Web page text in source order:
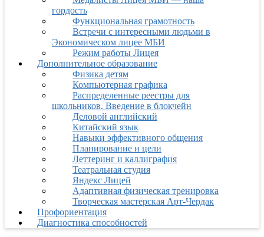
гордость
Функциональная грамотность
Встречи с интересными людьми в
Экономическом лицее МБИ
Режим работы Лицея
Дополнительное образование
Физика детям
Компьютерная графика
Распределенные реестры для
школьников. Введение в блокчейн
Деловой английский
Китайский язык
Навыки эффективного общения
Планирование и цели
Леттеринг и каллиграфия
Театральная студия
Яндекс Лицей
Адаптивная физическая тренировка
Творческая мастерская Арт-Чердак
Профориентация
Диагностика способностей